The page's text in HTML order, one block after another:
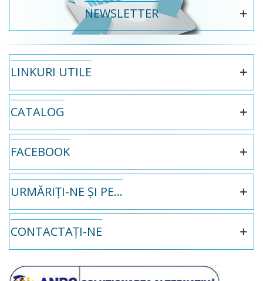
NEWSLETTER
LINKURI UTILE
CATALOG
FACEBOOK
URMĂRIȚI-NE ȘI PE...
CONTACTAȚI-NE